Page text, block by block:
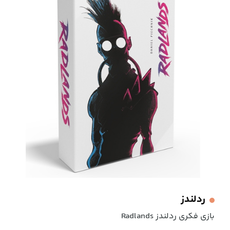
ردلندز
بازی فکری ردلندز Radlands